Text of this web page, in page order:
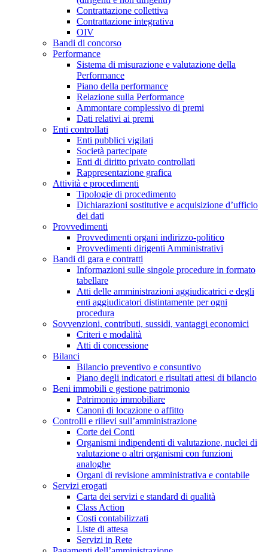
Contrattazione collettiva
Contrattazione integrativa
OIV
Bandi di concorso
Performance
Sistema di misurazione e valutazione della
Performance
Piano della performance
Relazione sulla Performance
Ammontare complessivo di premi
Dati relativi ai premi
Enti controllati
Enti pubblici vigilati
Società partecipate
Enti di diritto privato controllati
Rappresentazione grafica
Attività e procedimenti
Tipologie di procedimento
Dichiarazioni sostitutive e acquisizione d’ufficio
dei dati
Provvedimenti
Provvedimenti organi indirizzo-politico
Provvedimenti dirigenti Amministrativi
Bandi di gara e contratti
Informazioni sulle singole procedure in formato
tabellare
Atti delle amministrazioni aggiudicatrici e degli
enti aggiudicatori distintamente per ogni
procedura
Sovvenzioni, contributi, sussidi, vantaggi economici
Criteri e modalità
Atti di concessione
Bilanci
Bilancio preventivo e consuntivo
Piano degli indicatori e risultati attesi di bilancio
Beni immobili e gestione patrimonio
Patrimonio immobiliare
Canoni di locazione o affitto
Controlli e rilievi sull’amministrazione
Corte dei Conti
Organismi indipendenti di valutazione, nuclei di
valutazione o altri organismi con funzioni
analoghe
Organi di revisione amministrativa e contabile
Servizi erogati
Carta dei servizi e standard di qualità
Class Action
Costi contabilizzati
Liste di attesa
Servizi in Rete